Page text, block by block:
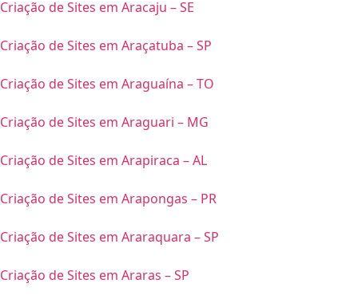
Criação de Sites em Aracaju – SE
Criação de Sites em Araçatuba – SP
Criação de Sites em Araguaína – TO
Criação de Sites em Araguari – MG
Criação de Sites em Arapiraca – AL
Criação de Sites em Arapongas – PR
Criação de Sites em Araraquara – SP
Criação de Sites em Araras – SP